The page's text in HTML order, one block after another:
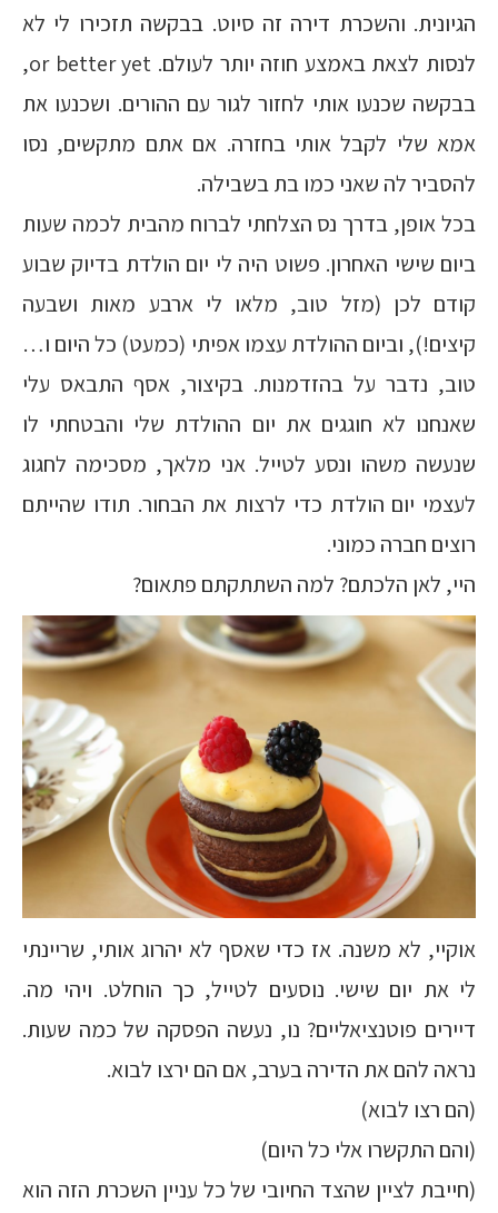
הגיונית. והשכרת דירה זה סיוט. בבקשה תזכירו לי לא
לנסות לצאת באמצע חוזה יותר לעולם. or better yet,
בבקשה שכנעו אותי לחזור לגור עם ההורים. ושכנעו את
אמא שלי לקבל אותי בחזרה. אם אתם מתקשים, נסו
להסביר לה שאני כמו בת בשבילה.
בכל אופן, בדרך נס הצלחתי לברוח מהבית לכמה שעות
ביום שישי האחרון. פשוט היה לי יום הולדת בדיוק שבוע
קודם לכן (מזל טוב, מלאו לי ארבע מאות ושבעה
קיצים!), וביום ההולדת עצמו אפיתי (כמעט) כל היום ו…
טוב, נדבר על בהזדמנות. בקיצור, אסף התבאס עלי
שאנחנו לא חוגגים את יום ההולדת שלי והבטחתי לו
שנעשה משהו ונסע לטייל. אני מלאך, מסכימה לחגוג
לעצמי יום הולדת כדי לרצות את הבחור. תודו שהייתם
רוצים חברה כמוני.
היי, לאן הלכתם? למה השתתקתם פתאום?
אוקיי, לא משנה. אז כדי שאסף לא יהרוג אותי, שריינתי
לי את יום שישי. נוסעים לטייל, כך הוחלט. ויהי מה.
דיירים פוטנציאליים? נו, נעשה הפסקה של כמה שעות.
נראה להם את הדירה בערב, אם הם ירצו לבוא.
(הם רצו לבוא)
(והם התקשרו אלי כל היום)
(חייבת לציין שהצד החיובי של כל עניין השכרת הזה הוא